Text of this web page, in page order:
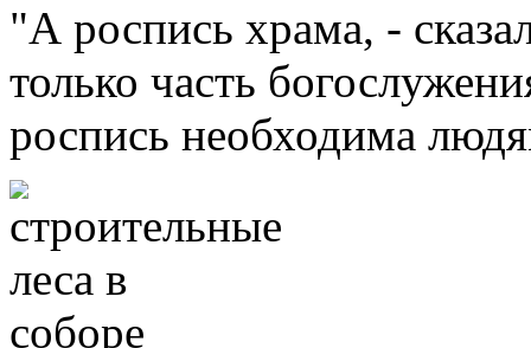
"А роспись храма, -
только часть
роспись необходима